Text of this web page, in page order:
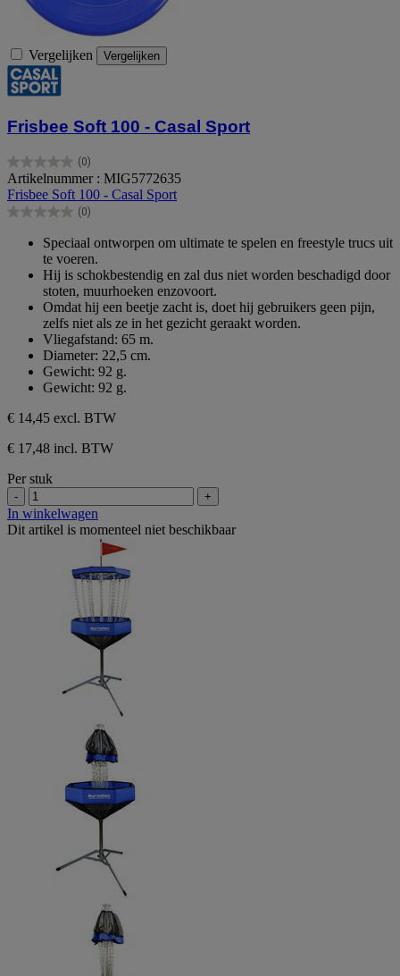
Vergelijken Vergelijken
Frisbee Soft 100 - Casal Sport
(0)
0.0
van
de
5
Artikelnummer : MIG5772635
Frisbee Soft 100 - Casal Sport
(0)
0.0
sterren.
Speciaal ontworpen om ultimate te spelen en freestyle trucs uit
te voeren.
Hij is schokbestendig en zal dus niet worden beschadigd door
stoten, muurhoeken enzovoort.
Omdat hij een beetje zacht is, doet hij gebruikers geen pijn,
zelfs niet als ze in het gezicht geraakt worden.
Vliegafstand: 65 m.
Diameter: 22,5 cm.
Gewicht: 92 g.
Gewicht: 92 g.
€ 14,45 excl. BTW
€ 17,48 incl. BTW
Per stuk
- +
In winkelwagen
Dit artikel is momenteel niet beschikbaar